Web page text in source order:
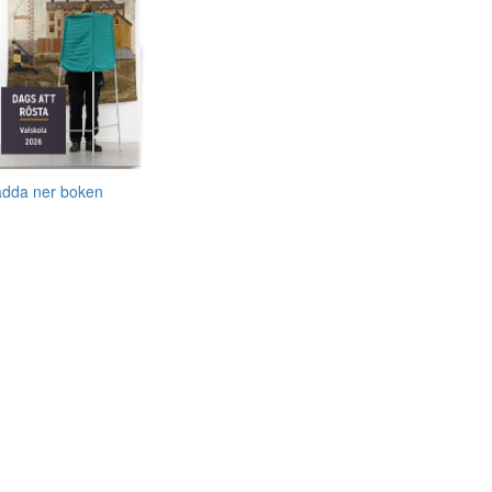
ner boken